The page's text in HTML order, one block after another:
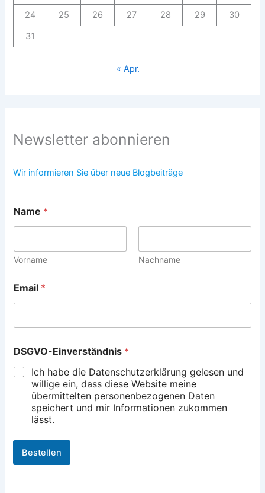
24
25 26 27 28 29
30
31
« Apr.
Newsletter abonnieren
Wir informieren Sie über neue Blogbeiträge
Name *
Vorname Nachname
Email *
a
m
e
E
a
DSGVO-Einverständnis *
Ich habe die Datenschutzerklärung gelesen und
willige ein, dass diese Website meine
übermittelten personenbezogenen Daten
speichert und mir Informationen zukommen
lässt.
Bestellen